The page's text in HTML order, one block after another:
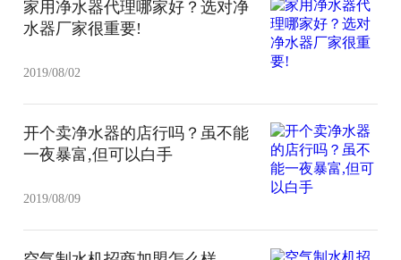
家用净水器代理哪家好？选对净
水器厂家很重要!
2019/08/02
开个卖净水器的店行吗？虽不能
一夜暴富,但可以白手
2019/08/09